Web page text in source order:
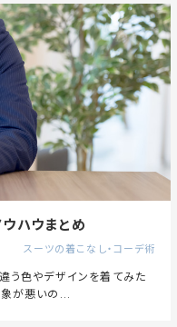
ハウまとめ
スーツの着こなし・コーデ術
う色やデザインを着てみた
象が悪いの...